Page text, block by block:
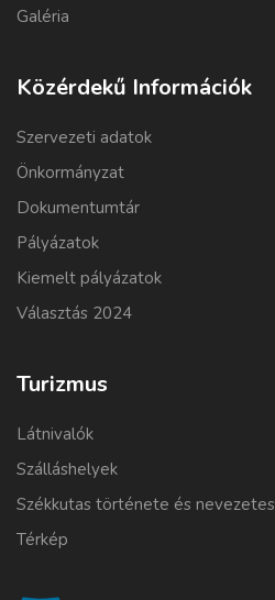
Galéria
Közérdekű Információk
Szervezeti adatok
Önkormányzat
Dokumentumtár
Pályázatok
Kiemelt pályázatok
Választás 2024
Turizmus
Látnivalók
Szálláshelyek
Székkutas története és
Térkép